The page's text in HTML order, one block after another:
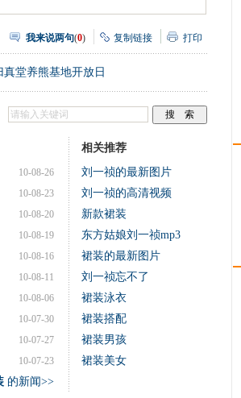
我来说两句(0) 复制链接 打印
真堂养熊基地开放日
10-08-26
10-08-23
10-08-20
10-08-19
10-08-16
10-08-11
10-08-06
10-07-30
10-07-27
10-07-23
的新闻>>
相关推荐
刘一祯的最新图片
刘一祯的高清视频
新款裙装
东方姑娘刘一祯mp3
裙装的最新图片
刘一祯忘不了
裙装泳衣
裙装搭配
裙装男孩
裙装美女